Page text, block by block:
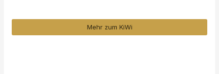
Mehr zum KiWi